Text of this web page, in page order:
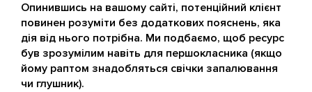
Опинившись на вашому сайті, потенційний клієнт
повинен розуміти без додаткових пояснень, яка
дія від нього потрібна. Ми подбаємо, щоб ресурс
був зрозумілим навіть для першокласника (якщо
йому раптом знадобляться свічки запалювання
чи глушник).